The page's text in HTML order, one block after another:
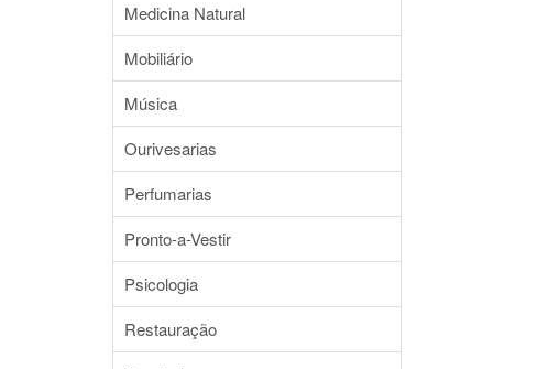
Medicina Natural
Mobiliário
Música
Ourivesarias
Perfumarias
Pronto-a-Vestir
Psicologia
Restauração